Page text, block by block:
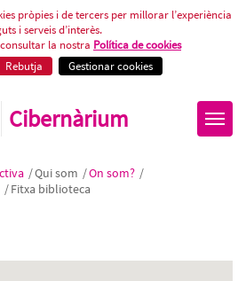
pròpies i de tercers per millorar l’experiència
i serveis d’interès.
la nostra Política de cookies
Rebutja Gestionar cookies
Cibernàrium
/Qui som /On som? /
/Fitxa biblioteca